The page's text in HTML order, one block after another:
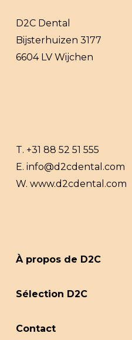
D2C Dental
Bijsterhuizen 3177
6604 LV Wijchen
T. +31 88 52 51 555
E. info@d2cdental.com
W. www.d2cdental.com
À propos de D2C
Sélection D2C
Contact